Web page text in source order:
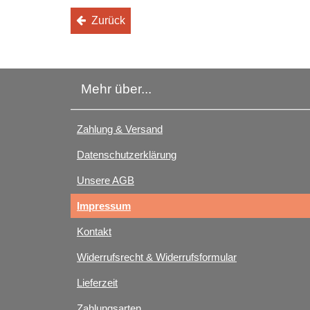
Zurück
Mehr über...
Zahlung & Versand
Datenschutzerklärung
Unsere AGB
Impressum
Kontakt
Widerrufsrecht & Widerrufsformular
Lieferzeit